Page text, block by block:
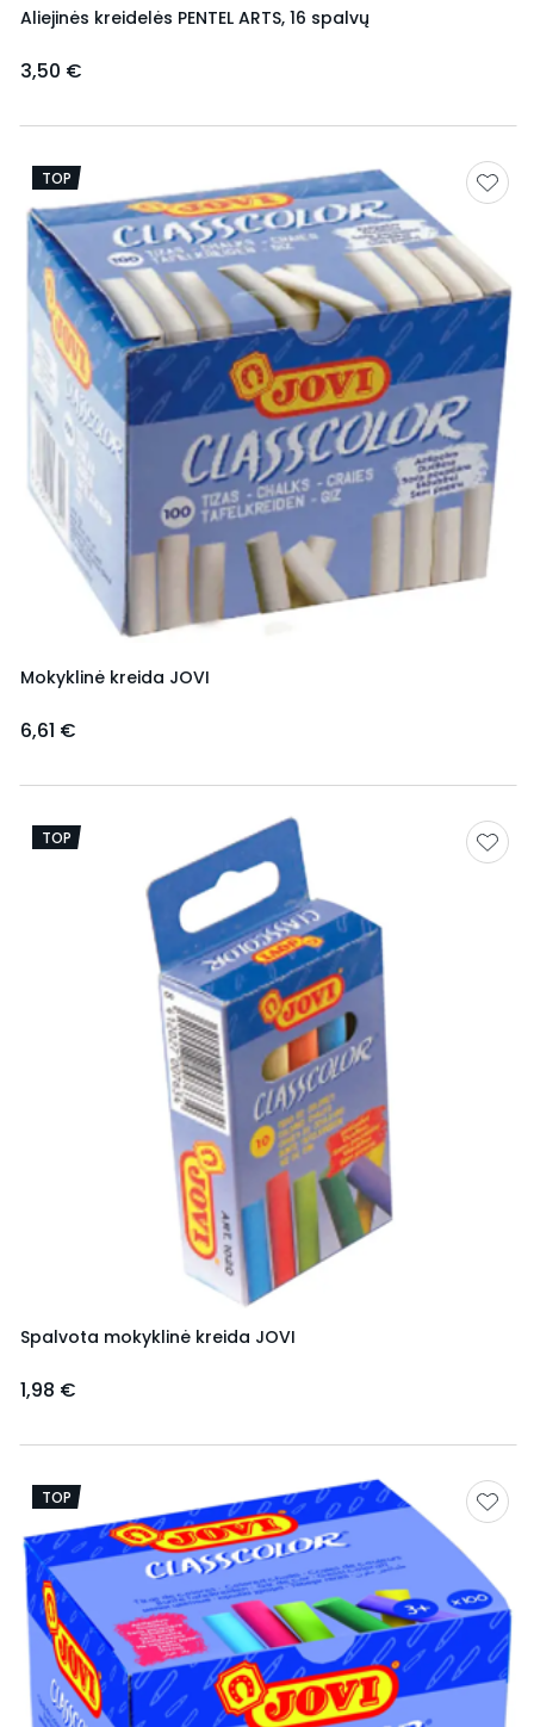
Aliejinės kreidelės PENTEL ARTS, 16 spalvų
3,50 €
TOP
Mokyklinė kreida JOVI
6,61 €
TOP
Spalvota mokyklinė kreida JOVI
1,98 €
TOP